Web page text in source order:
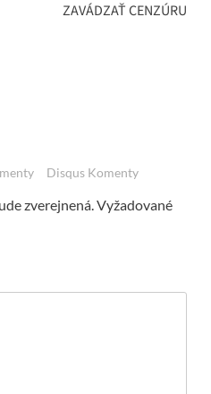
ZAVÁDZAŤ CENZÚRU
Disqus Komenty
zverejnená.Vyžadované